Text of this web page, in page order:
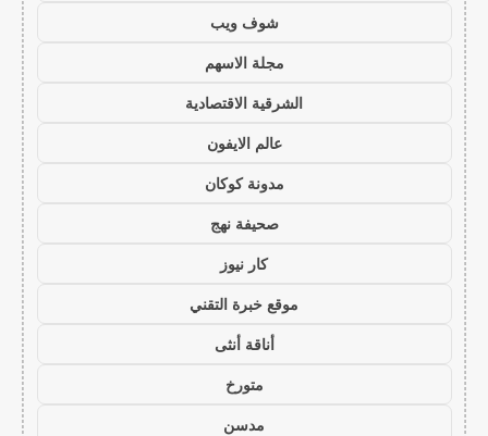
شوف ويب
مجلة الاسهم
الشرقية الاقتصادية
عالم الايفون
مدونة كوكان
صحيفة نهج
كار نيوز
موقع خبرة التقني
أناقة أنثى
متورخ
مدسن